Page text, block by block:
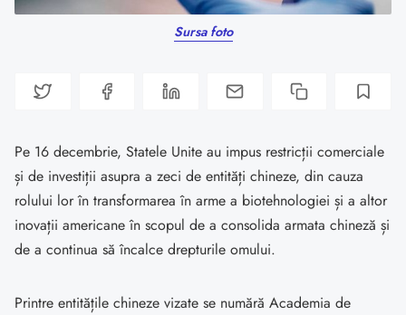
Sursa foto
Pe 16 decembrie, Statele Unite au impus restricții comerciale
și de investiții asupra a zeci de entități chineze, din cauza
rolului lor în transformarea în arme a biotehnologiei și a altor
inovații americane în scopul de a consolida armata chineză și
de a continua să încalce drepturile omului.
Printre entitățile chineze vizate se numără Academia de